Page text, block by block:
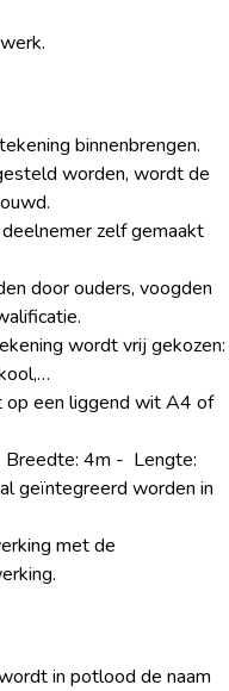
binnenbrengen.
worden, wordt de
zelf gemaakt
door ouders, voogden
wordt vrij gekozen:
op een liggend wit A4 of
Breedte: 4m - Lengte:
geïntegreerd worden in
met de
in potlood de naam